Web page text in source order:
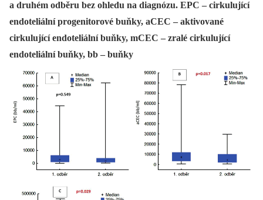
a druhém odběru bez ohledu na diagnózu. EPC – cirkulující
endoteliální progenitorové buňky, aCEC – aktivované
cirkulující endoteliální buňky, mCEC – zralé cirkulující
endoteliální buňky, bb – buňky